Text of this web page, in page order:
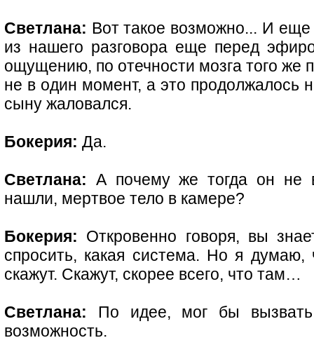
Светлана: Вот такое возможно... И еще
из нашего разговора еще перед
ощущению, по отечности мозга того же
не в один момент, а это продолжалось
сыну жаловался.
Бокерия: Да.
Светлана: А почему же тогда он не
нашли, мертвое тело в камере?
Бокерия: Откровенно говоря, вы
спросить, какая система. Но я думаю,
скажут. Скажут, скорее всего, что там…
Светлана: По идее, мог бы
возможность.